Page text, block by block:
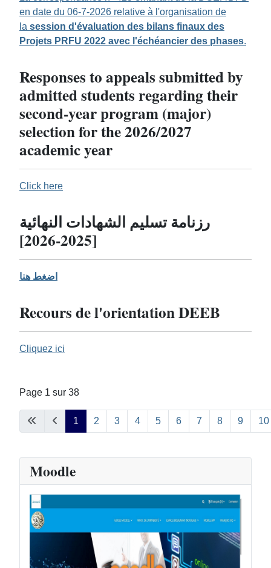
en date du 06-7-2026 relative à l'organisation de
la session d'évaluation des bilans finaux des
Projets PRFU 2022 avec l'échéancier des phases.
Responses to appeals submitted by
admitted students regarding their
second-year program (major)
selection for the 2026/2027
academic year
Click here
رزنامة تسليم الشهادات النهائية
[2025-2026]
اضغط هنا
Recours de l'orientation DEEB
Cliquez ici
Page 1 sur 38
1 2 3 4 5 6 7 8 9 10
Moodle